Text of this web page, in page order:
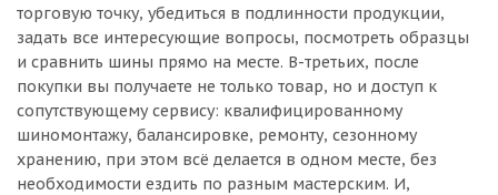
торговую точку, убедиться в подлинности продукции,
задать все интересующие вопросы, посмотреть образцы
и сравнить шины прямо на месте. В-третьих, после
покупки вы получаете не только товар, но и доступ к
сопутствующему сервису: квалифицированному
шиномонтажу, балансировке, ремонту, сезонному
хранению, при этом всё делается в одном месте, без
необходимости ездить по разным мастерским. И,